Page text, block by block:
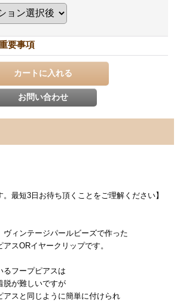
要事項
。最短3日お待ち頂くことをご理解ください】
ヴィンテージパールビーズで作った
スORイヤークリップです。
るフープピアスは
脱が難しいですが
アスと同じように簡単に付けられ